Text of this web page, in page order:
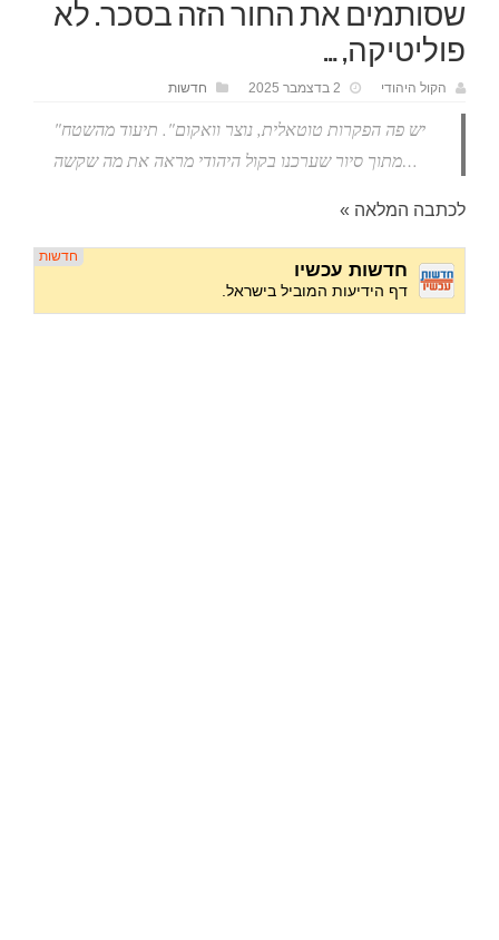
שסותמים את החור הזה בסכר. לא
פוליטיקה, …
הקול היהודי 2 בדצמבר 2025 חדשות
"יש פה הפקרות טוטאלית, נוצר וואקום". תיעוד מהשטח
מתוך סיור שערכנו בקול היהודי מראה את מה שקשה…
לכתבה המלאה »